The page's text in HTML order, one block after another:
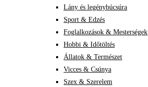
Lány és legénybúcsúra
Sport & Edzés
Foglalkozások & Mesterségek
Hobbi & Időtöltés
Állatok & Természet
Vicces & Csúnya
Szex & Szerelem